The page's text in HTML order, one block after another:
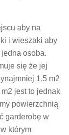
aby na
i wieszaki aby
osoba.
się że jej
1,5 m2
jest to jednak
powierzchnią
garderobę w
którym